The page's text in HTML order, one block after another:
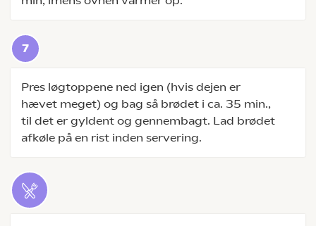
Pres løgtoppene ned igen (hvis dejen er
hævet meget) og bag så brødet i ca. 35 min.,
til det er gyldent og gennembagt. Lad brødet
afkøle på en rist inden servering.